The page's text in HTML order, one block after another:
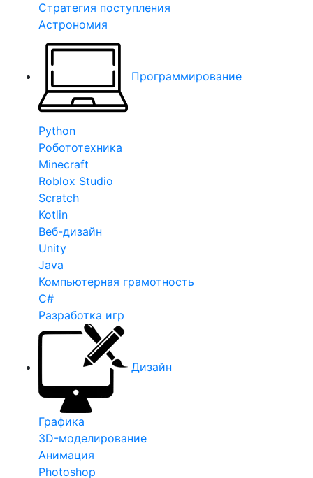
Стратегия поступления
Астрономия
Программирование
Python
Робототехника
Minecraft
Roblox Studio
Scratch
Kotlin
Веб-дизайн
Unity
Java
Компьютерная грамотность
C#
Разработка игр
Дизайн
Графика
3D-моделирование
Анимация
Photoshop